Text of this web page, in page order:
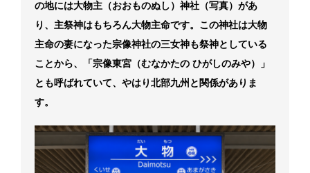
の地には大物主（おおものぬし）神社（写真）があ
り、主祭神はもちろん大物主命です。この神社は大物
主命の妻になった宗像神社の三女神も祭神としている
ことから、「宗像東宮（むなかたの ひがしのみや）」
とも呼ばれていて、やはり北部九州と関係がありま
す。